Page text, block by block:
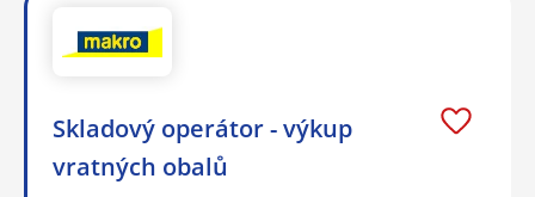
Skladový operátor - výkup
vratných obalů